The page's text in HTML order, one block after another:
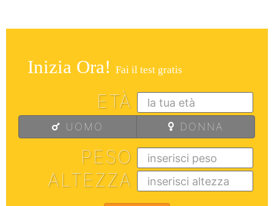
Inizia Ora! Fai il test gratis
ETÀ
UOMO DONNA
PESO
ALTEZZA